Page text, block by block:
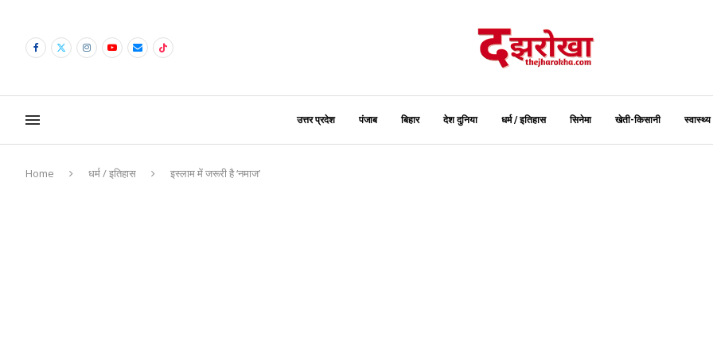
उत्तर प्रदेश पंजाब बिहार देश दुनिया धर्म / इतिहास सिनेमा खेती-किसानी स्‍वास्‍थ्‍य
Home धर्म / इतिहास इस्‍लाम में जरूरी है ‘नमाज’